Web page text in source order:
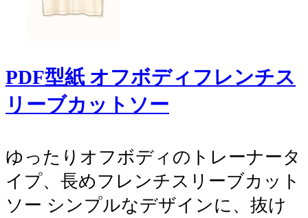
PDF型紙 オフボディフレンチス
リーブカットソー
ゆったりオフボディのトレーナータ
イプ、長めフレンチスリーブカット
ソー シンプルなデザインに、抜け